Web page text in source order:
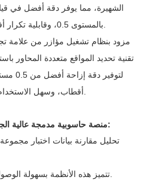
الشهيرة، مما يوفر دقة أفضل في
بالمستوى 0.5، وقابلية تكرار أفضل، واختبار أكثر مرونة.
مزود بنظام تشغيل مؤازر من علامة
تقنية تحديد المواقع متعددة المحاور
أقطاب، وسهل الاستخدام، وتشغيل أكثر استقرارًا.
منصة حاسوبية مدمجة عالية الجودة، آمنة وسهلة الاستخدام:
تحليل مقارنة بيانات اختبار
تتميز هذه الأنظمة بسهولة الوصول الخارجي ونقل البيانات.